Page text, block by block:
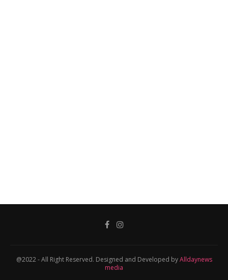
@2022 - All Right Reserved. Designed and Developed byAlldaynews
media